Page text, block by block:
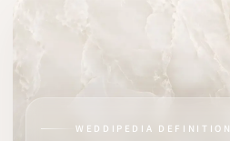
WEDDIPEDIA DEFINITION